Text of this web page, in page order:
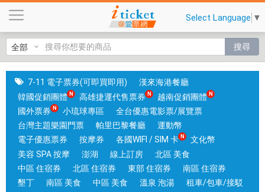
相
關
配
件
+
異
國
創
意
商
品
Select Language ▼
搜尋
7-11 電子票券(可即買即用)
漢來海港餐廳
韓國促銷團體
高雄捷運代售票券
越南促銷團體
國外票券
小琉球專區
全台優惠電影票/展覽票
台灣主題樂園門票
帕里巴黎餐廳
運動幣
電子優惠票券
按摩券 各國WIFI / SIM 卡
文化幣
美容 SPA 按摩
澎湖 線上訂房
北區 美食
中區 住宿券
北區 住宿券 東部 住宿券
南區 住宿券
墾丁
南區 美食 中區 美食 溫泉 泡湯
租車/包車/接駁